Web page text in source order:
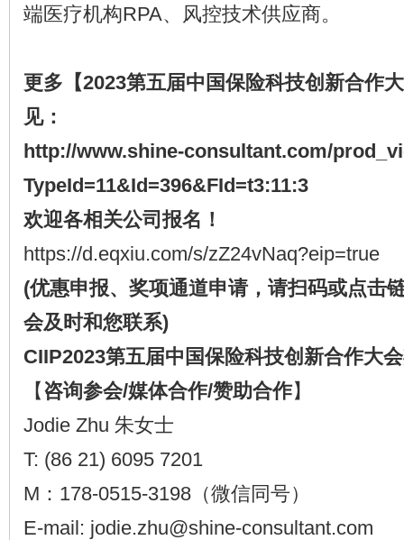
端医疗机构RPA、风控技术供应商。
更多【2023第五届中国保险科技创新合作
见：
http://www.shine-consultant.com/
TypeId=11&Id=396&FId=t3:11:3
欢迎各相关公司报名！
https://d.eqxiu.com/s/zZ24vNaq?eip=true
(优惠申报、奖项通道申请，请扫码或点击
会及时和您联系)
CIIP2023第五届中国保险科技创新合作大
【咨询参会/媒体合作/赞助合作】
Jodie Zhu 朱女士
T: (86 21) 6095 7201
M：178-0515-3198（微信同号）
E-mail: jodie.zhu@shine-consultant.com